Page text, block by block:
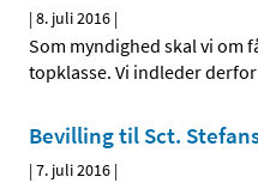
|8. juli 2016 |
Som myndighed skal vi om
topklasse. Vi indleder
Bevilling til Sct.
|7. juli 2016 |